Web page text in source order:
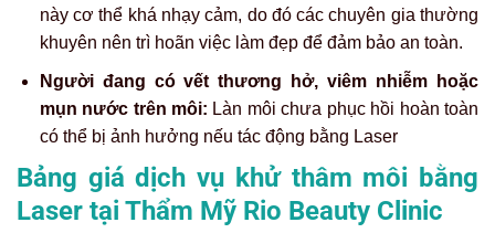
này cơ thể khá nhạy cảm, do đó các chuyên gia thường
khuyên nên trì hoãn việc làm đẹp để đảm bảo an toàn.
Người đang có vết thương hở, viêm nhiễm hoặc
mụn nước trên môi: Làn môi chưa phục hồi hoàn toàn
có thể bị ảnh hưởng nếu tác động bằng Laser
Bảng giá dịch vụ khử thâm môi bằng
Laser tại Thẩm Mỹ Rio Beauty Clinic